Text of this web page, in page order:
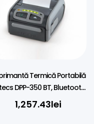
Termică Portabilă
DPP-350 BT, Bluetooth,
80mm
1,257.43lei